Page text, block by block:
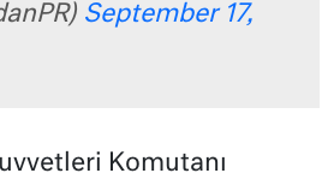
September 17,
Komutanı